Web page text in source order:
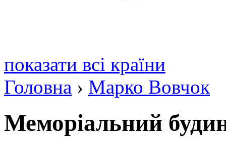
показати всі країни
Головна › Марко Вовчок
Меморіальний